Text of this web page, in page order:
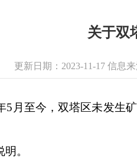
关于双
更新日期：2023-11-17 信息
至今，双塔区未发生矿
。